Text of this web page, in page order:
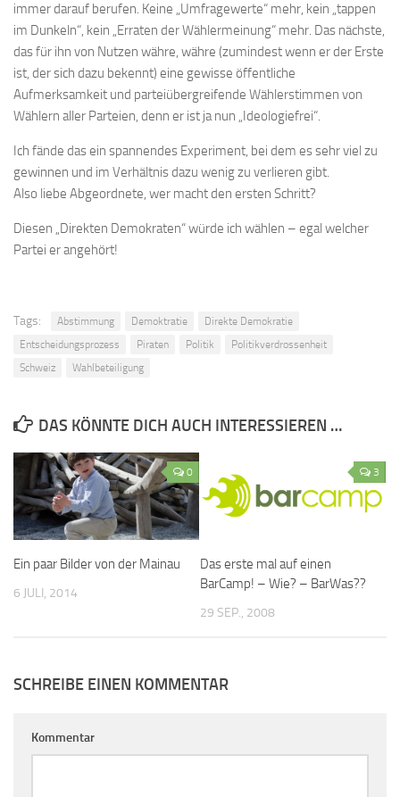
immer darauf berufen. Keine „Umfragewerte“ mehr, kein „tappen
im Dunkeln“, kein „Erraten der Wählermeinung“ mehr. Das nächste,
das für ihn von Nutzen währe, währe (zumindest wenn er der Erste
ist, der sich dazu bekennt) eine gewisse öffentliche
Aufmerksamkeit und parteiübergreifende Wählerstimmen von
Wählern aller Parteien, denn er ist ja nun „Ideologiefrei“.
Ich fände das ein spannendes Experiment, bei dem es sehr viel zu
gewinnen und im Verhältnis dazu wenig zu verlieren gibt.
Also liebe Abgeordnete, wer macht den ersten Schritt?
Diesen „Direkten Demokraten“ würde ich wählen – egal welcher
Partei er angehört!
Tags: Abstimmung Demoktratie
Direkte Demokratie
Entscheidungsprozess
Piraten Politik
Politikverdrossenheit
Schweiz
Wahlbeteiligung
DAS KÖNNTE DICH AUCH INTERESSIEREN …
0
Ein paar Bilder von der Mainau
6 JULI, 2014
3
Das erste mal auf einen
BarCamp! – Wie? – BarWas??
29 SEP., 2008
SCHREIBE EINEN KOMMENTAR
Kommentar